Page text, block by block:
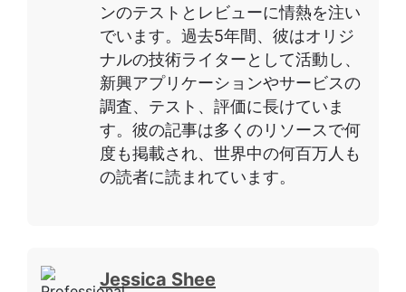
ンのテストとレビューに情熱を注い
でいます。過去5年間、彼はオリジ
ナルの技術ライターとして活動し、
新興アプリケーションやサービスの
調査、テスト、評価に長けていま
す。彼の記事は多くのリソースで何
度も掲載され、世界中の何百万人も
の読者に読まれています。
Jessica Shee